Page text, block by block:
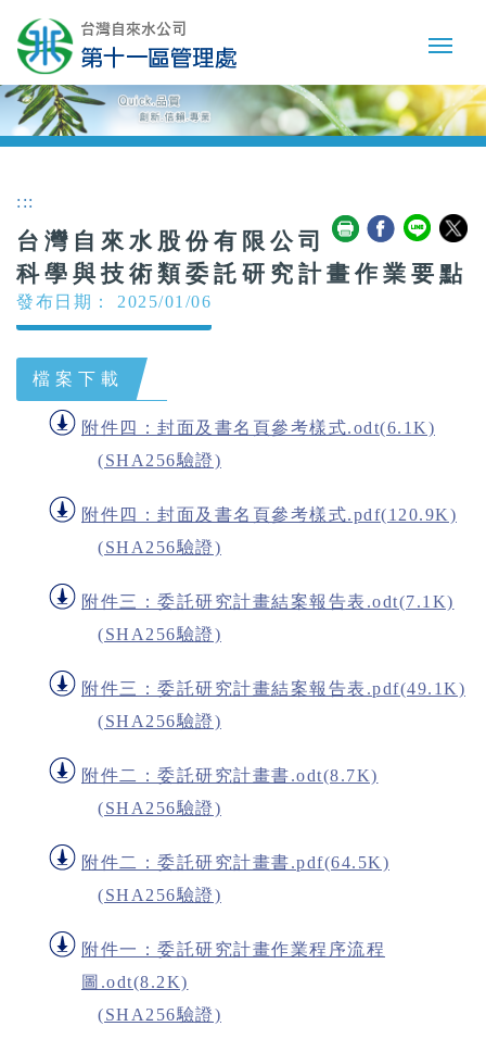
:::
台灣自來水股份有限公司
科學與技術類委託研究計畫作業要點
發布日期： 2025/01/06
檔案下載
附件四：封面及書名頁參考樣式.odt(6.1K)
(SHA256驗證)
附件四：封面及書名頁參考樣式.pdf(120.9K)
(SHA256驗證)
附件三：委託研究計畫結案報告表.odt(7.1K)
(SHA256驗證)
附件三：委託研究計畫結案報告表.pdf(49.1K)
(SHA256驗證)
附件二：委託研究計畫書.odt(8.7K)
(SHA256驗證)
附件二：委託研究計畫書.pdf(64.5K)
(SHA256驗證)
附件一：委託研究計畫作業程序流程
圖.odt(8.2K)
(SHA256驗證)